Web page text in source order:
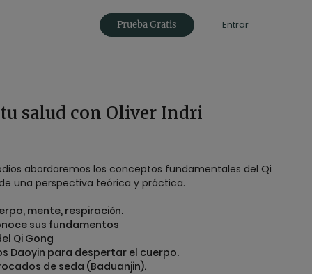
Prueba Gratis Entrar
salud con Oliver Indri
abordaremos los conceptos fundamentales del Qi
una perspectiva teórica y práctica.
mente, respiración.
sus fundamentos
Qi Gong
Daoyin para despertar el cuerpo.
de seda (Baduanjin).